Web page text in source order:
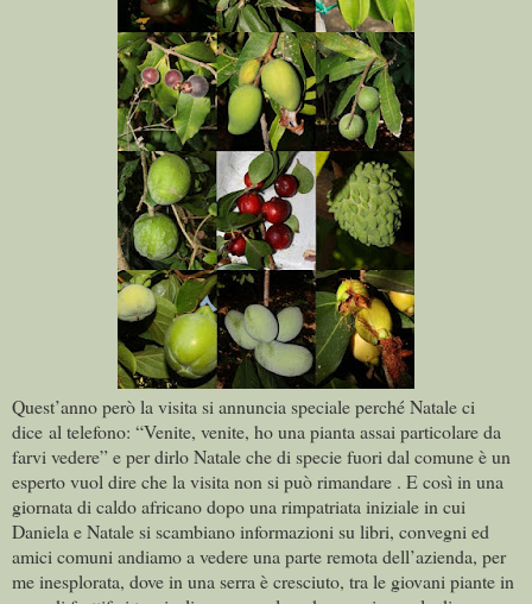
Quest’anno però la visita si annuncia speciale perché Natale ci
dice al telefono: “Venite, venite, ho una pianta assai particolare da
farvi vedere” e per dirlo Natale che di specie fuori dal comune è un
esperto vuol dire che la visita non si può rimandare . E così in una
giornata di caldo africano dopo una rimpatriata iniziale in cui
Daniela e Natale si scambiano informazioni su libri, convegni ed
amici comuni andiamo a vedere una parte remota dell’azienda, per
me inesplorata, dove in una serra è cresciuto, tra le giovani piante in